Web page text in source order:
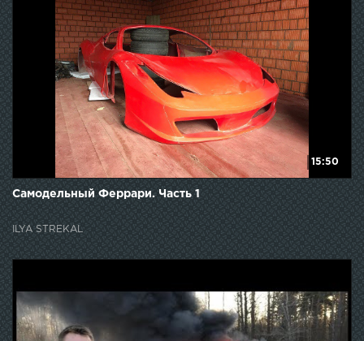
15:50
Самодельный Феррари. Часть 1
ILYA STREKAL